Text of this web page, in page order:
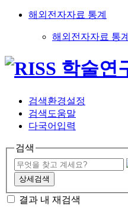
해외전자자료 통계
해외전자자료 통계
검색환경설정
검색도움말
다국어입력
검색
상세검색
결과 내 재검색